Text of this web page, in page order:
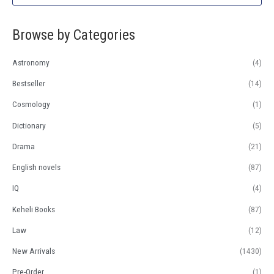
f
r
:
Browse by Categories
Astronomy (4)
Bestseller (14)
Cosmology (1)
Dictionary (5)
Drama (21)
English novels (87)
IQ (4)
Keheli Books (87)
Law (12)
New Arrivals (1430)
Pre-Order (1)